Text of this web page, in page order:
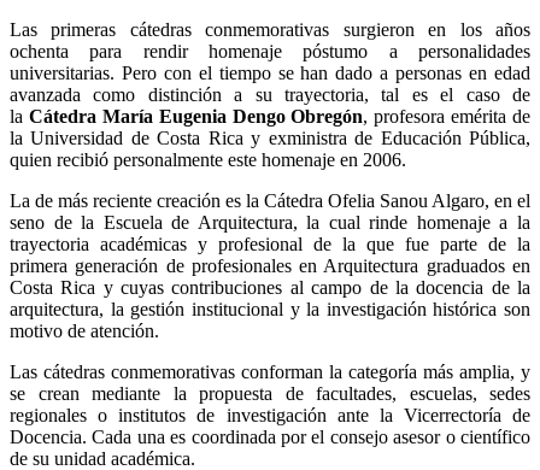
Las primeras cátedras conmemorativas surgieron en los años
ochenta para rendir homenaje póstumo a personalidades
universitarias. Pero con el tiempo se han dado a personas en edad
avanzada como distinción a su trayectoria, tal es el caso de
la Cátedra María Eugenia Dengo Obregón, profesora emérita de
la Universidad de Costa Rica y exministra de Educación Pública,
quien recibió personalmente este homenaje en 2006.
La de más reciente creación es la Cátedra Ofelia Sanou Algaro, en el
seno de la Escuela de Arquitectura, la cual rinde homenaje a la
trayectoria académicas y profesional de la que fue parte de la
primera generación de profesionales en Arquitectura graduados en
Costa Rica y cuyas contribuciones al campo de la docencia de la
arquitectura, la gestión institucional y la investigación histórica son
motivo de atención.
Las cátedras conmemorativas conforman la categoría más amplia, y
se crean mediante la propuesta de facultades, escuelas, sedes
regionales o institutos de investigación ante la Vicerrectoría de
Docencia. Cada una es coordinada por el consejo asesor o científico
de su unidad académica.